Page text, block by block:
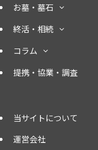
お墓・墓石
終活・相続
コラム
提携・協業・調査
当サイトについて
運営会社